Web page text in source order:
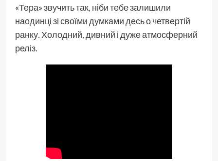
«Тера» звучить так, ніби тебе залишили
наодинці зі своїми думками десь о четвертій
ранку. Холодний, дивний і дуже атмосферний
реліз.